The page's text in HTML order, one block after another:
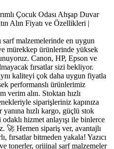
malzemelerinde en uygun
mürekkep ürünlerinde yüksek
Canon, HP, Epson ve
fırsatlar sizi bekliyor.
kaliteyi çok daha uygun fiyatla
performanslı ürünlerimiz
verim alın. Stoktan hızlı
siparişleriniz kapınıza
hızlı kargo, güçlü stok
hizmet anlayışı ile binlerce
🚀 Hemen sipariş ver, avantajlı
fırsatlar bitmeden yakala! Yazıcı
tonerler, orijinal sarf malzemeler